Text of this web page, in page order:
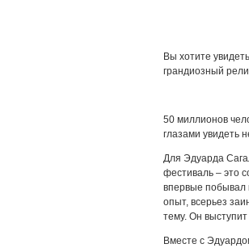
Вы хотите
грандиозный
50 миллионов
глазами увидеть
Для Эдуарда
фестиваль – это
впервые побывал
опыт, всерьез
тему. Он
Вместе с